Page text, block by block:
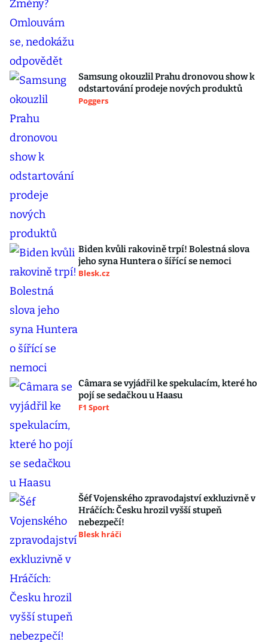
Samsung okouzlil Prahu dronovou show k
odstartování prodeje nových produktů
Poggers
Biden kvůli rakovině trpí! Bolestná slova
jeho syna Huntera o šířící se nemoci
Blesk.cz
Câmara se vyjádřil ke spekulacím, které ho
pojí se sedačkou u Haasu
F1 Sport
Šéf Vojenského zpravodajství exkluzivně v
Hráčích: Česku hrozil vyšší stupeň
nebezpečí!
Blesk hráči